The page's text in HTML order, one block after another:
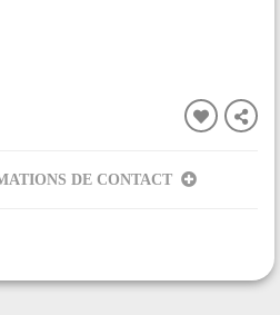
DE CONTACT